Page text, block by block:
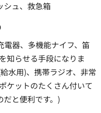
シュ、救急箱
器、多機能ナイフ、笛
知らせる手段になりま
水用)、携帯ラジオ、非常
ケットのたくさん付いて
だと便利です。)